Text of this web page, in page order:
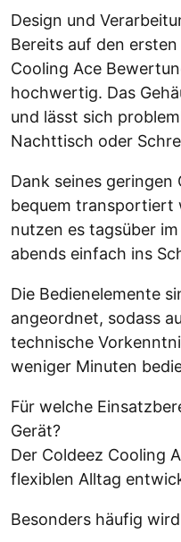
Design und
Bereits auf den
Cooling Ace
hochwertig. Das
und lässt sich
Nachttisch oder
Dank seines geringen
bequem transportiert
nutzen es tagsüber
abends einfach ins
Die Bedienelemente
angeordnet, sodass
technische
weniger Minuten
Für welche
Gerät?
Der Coldeez Cooling
flexiblen Alltag
Besonders häufig